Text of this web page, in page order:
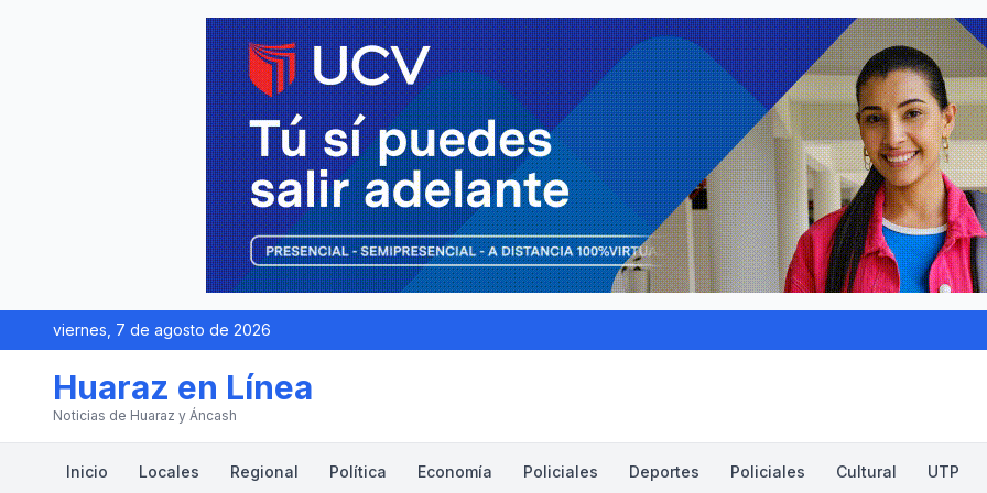
viernes, 7 de agosto de 2026
Huaraz en Línea
Noticias de Huaraz y Áncash
Inicio Locales Regional Política Economía Policiales Deportes Policiales Cultural UTP